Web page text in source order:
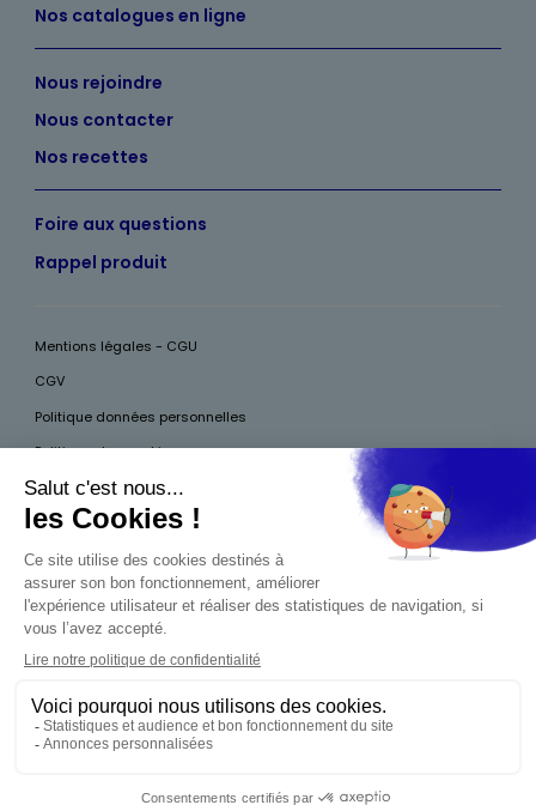
Nos catalogues en ligne
Nous rejoindre
Nous contacter
Nos recettes
Foire aux questions
Rappel produit
Mentions légales - CGU
CGV
Politique données personnelles
Politique des cookies
Accessibilité
Pour votre santé, mangez au moins cinq fruits et légumes par jour, plus
d’infos surwww.mangerbouger.fr
aux mineurs de moins de 18 ans
La preuve de majorité de l'acheteur est exigée au
moment de la vente en ligne. CODE DE LA SANTÉ